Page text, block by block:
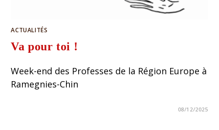
ACTUALITÉS
Va pour toi !
Week-end des Professes de la Région Europe à
Ramegnies-Chin
08/12/2025